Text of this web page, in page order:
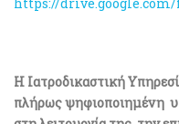
Η Ιατροδικαστική
πλήρως ψηφιοποιημένη